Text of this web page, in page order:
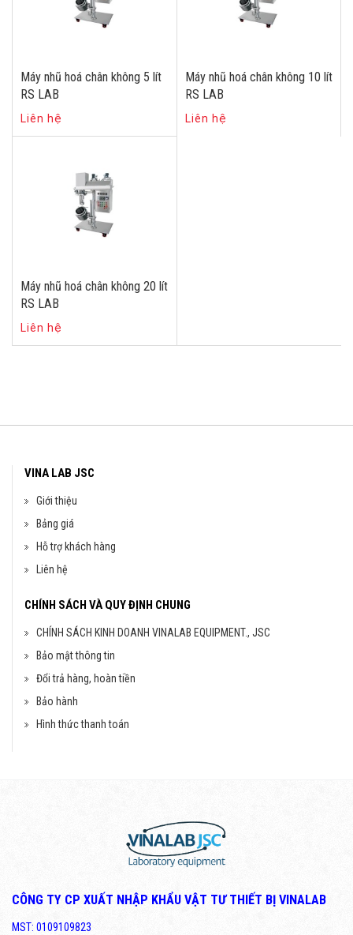
Máy nhũ hoá chân không 5 lít
RS LAB
Liên hệ
Máy nhũ hoá chân không 10 lít
RS LAB
Liên hệ
Máy nhũ hoá chân không 20 lít
RS LAB
Liên hệ
VINA LAB JSC
Giới thiệu
Bảng giá
Hỗ trợ khách hàng
Liên hệ
CHÍNH SÁCH VÀ QUY ĐỊNH CHUNG
CHÍNH SÁCH KINH DOANH VINALAB EQUIPMENT., JSC
Bảo mật thông tin
Đổi trả hàng, hoàn tiền
Bảo hành
Hình thức thanh toán
CÔNG TY CP XUẤT NHẬP KHẨU VẬT TƯ THIẾT BỊ VINALAB
MST: 0109109823